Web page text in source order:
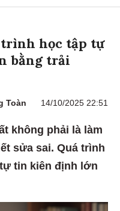
trình học tập tự
bằng trải
Toàn 14/10/2025 22:51
không phải là làm
sửa sai. Quá trình
tin kiên định lớn